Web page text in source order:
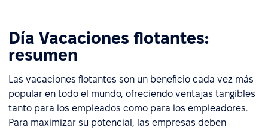
Día Vacaciones flotantes:
resumen
Las vacaciones flotantes son un beneficio cada vez más
popular en todo el mundo, ofreciendo ventajas tangibles
tanto para los empleados como para los empleadores.
Para maximizar su potencial, las empresas deben